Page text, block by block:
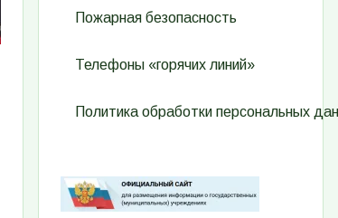
Пожарная безопасность
Телефоны «горячих линий»
Политика обработки персональных
Изображение